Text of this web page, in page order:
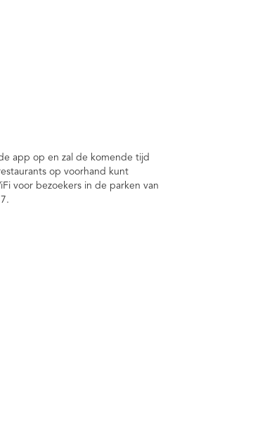
app op en zal de komende tijd
op voorhand kunt
voor bezoekers in de parken van